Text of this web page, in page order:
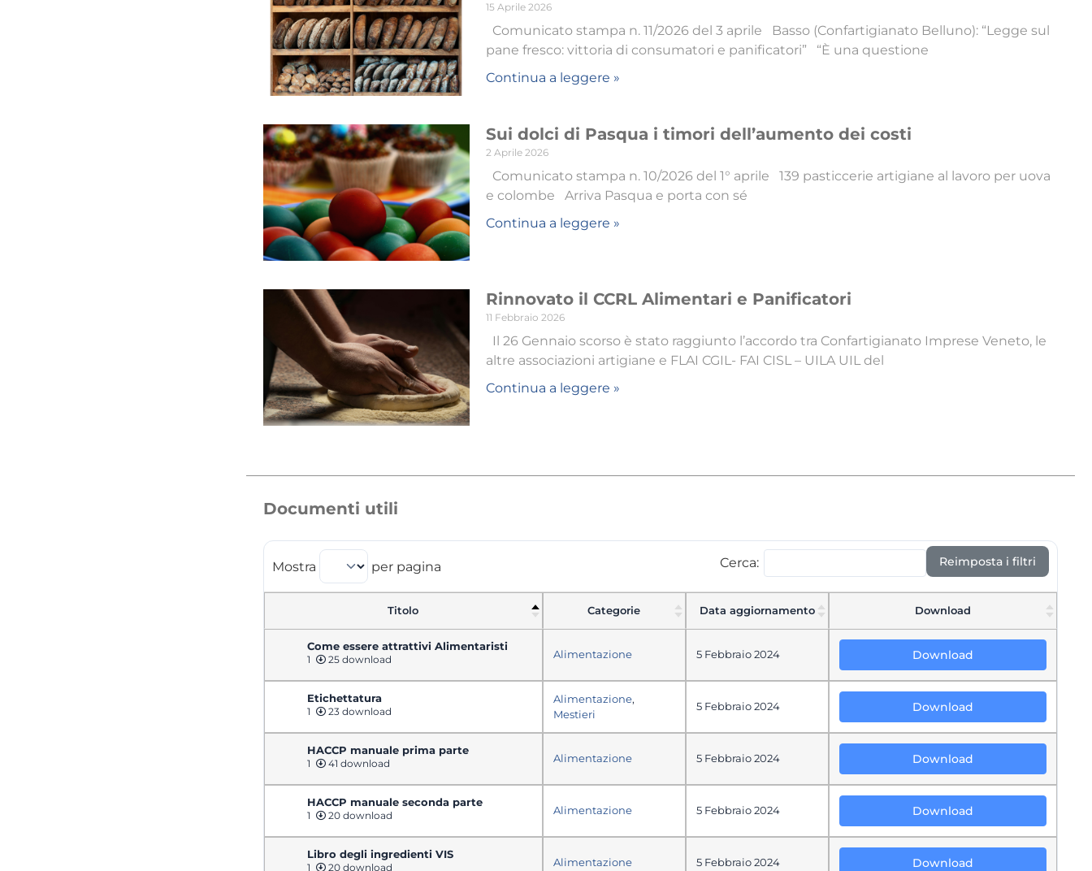
15 Aprile 2026
Comunicato stampa n. 11/2026 del 3 aprile Basso (Confartigianato Belluno): “Legge sul
pane fresco: vittoria di consumatori e panificatori” “È una questione
Continua a leggere »
Sui dolci di Pasqua i timori dell’aumento dei costi
2 Aprile 2026
Comunicato stampa n. 10/2026 del 1° aprile 139 pasticcerie artigiane al lavoro per uova
e colombe Arriva Pasqua e porta con sé
Continua a leggere »
Rinnovato il CCRL Alimentari e Panificatori
11 Febbraio 2026
Il 26 Gennaio scorso è stato raggiunto l’accordo tra Confartigianato Imprese Veneto, le
altre associazioni artigiane e FLAI CGIL- FAI CISL – UILA UIL del
Continua a leggere »
Documenti utili
Mostra per pagina Cerca: Reimposta i filtri
Titolo Categorie Data aggiornamento Download
Come essere attrattivi Alimentaristi
1 25 download Alimentazione 5 Febbraio 2024 Download
Etichettatura
1 23 download
Alimentazione,
Mestieri
5 Febbraio 2024 Download
HACCP manuale prima parte
1 41 download Alimentazione 5 Febbraio 2024 Download
HACCP manuale seconda parte
1 20 download Alimentazione 5 Febbraio 2024 Download
Libro degli ingredienti VIS
1 20 download Alimentazione 5 Febbraio 2024 Download